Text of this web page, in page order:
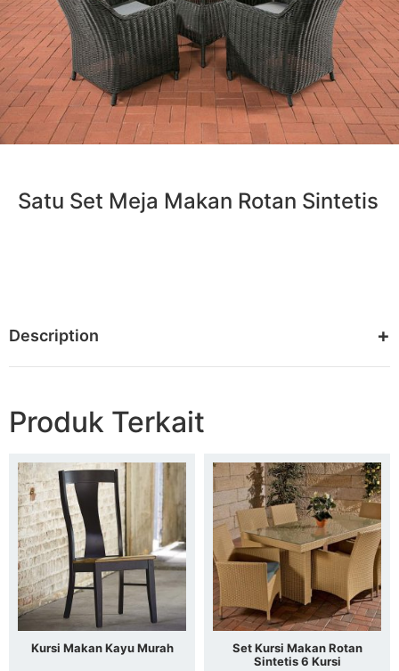
Satu Set Meja Makan Rotan Sintetis
Description
Produk Terkait
Kursi Makan Kayu Murah
Set Kursi Makan Rotan
Sintetis 6 Kursi